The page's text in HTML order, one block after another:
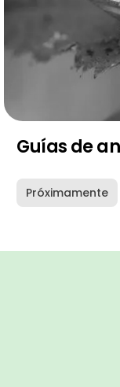
Guías de
Próximamente